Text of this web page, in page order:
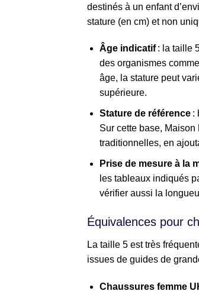
destinés à un enfant
stature (en cm) et non
Âge indicatif: la taille
des organismes
âge, la stature peut
supérieure.
Stature de référence:
Sur cette base,
traditionnelles, en
Prise de mesure à la
les tableaux indiqués
vérifier aussi la
Équivalences pour
La taille 5 est très
issues de guides de
Chaussures femme